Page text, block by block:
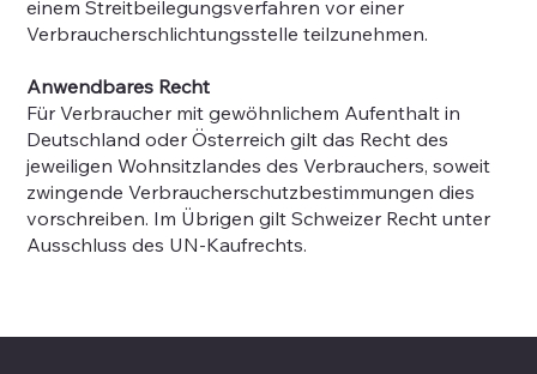
einem Streitbeilegungsverfahren vor einer
Verbraucherschlichtungsstelle teilzunehmen.
Anwendbares Recht
Für Verbraucher mit gewöhnlichem Aufenthalt in
Deutschland oder Österreich gilt das Recht des
jeweiligen Wohnsitzlandes des Verbrauchers, soweit
zwingende Verbraucherschutzbestimmungen dies
vorschreiben. Im Übrigen gilt Schweizer Recht unter
Ausschluss des UN-Kaufrechts.